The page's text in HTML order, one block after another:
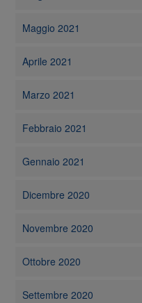
Maggio 2021
Aprile 2021
Marzo 2021
Febbraio 2021
Gennaio 2021
Dicembre 2020
Novembre 2020
Ottobre 2020
Settembre 2020